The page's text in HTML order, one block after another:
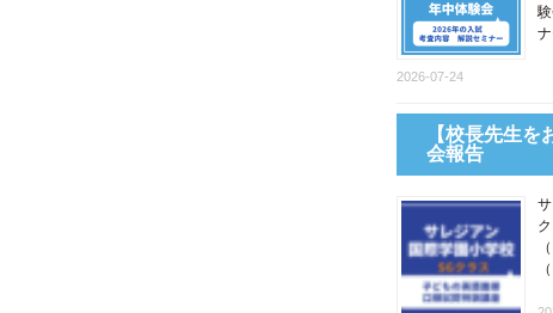
2026-07-24
【校長先生を
会報告